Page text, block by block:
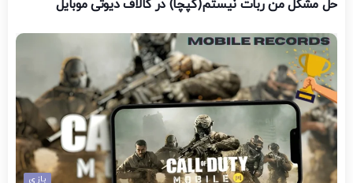
حل مشکل من ربات نیستم(کپچا) در کالاف دیوتی موبایل
بازی